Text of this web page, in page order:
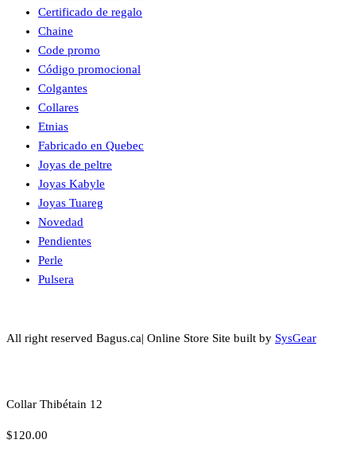
Certificado de regalo
Chaine
Code promo
Código promocional
Colgantes
Collares
Etnias
Fabricado en Quebec
Joyas de peltre
Joyas Kabyle
Joyas Tuareg
Novedad
Pendientes
Perle
Pulsera
All right reserved Bagus.ca| Online Store Site built by SysGear
Collar Thibétain 12
$120.00